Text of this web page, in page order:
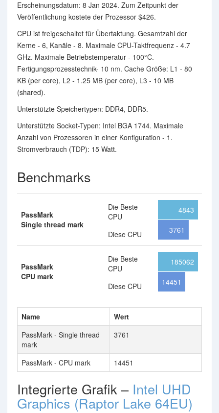
Erscheinungsdatum: 8 Jan 2024. Zum Zeitpunkt der
Veröffentlichung kostete der Prozessor $426.
CPU ist freigeschaltet für Übertaktung. Gesamtzahl der
Kerne - 6, Kanäle - 8. Maximale CPU-Taktfrequenz - 4.7
GHz. Maximale Betriebstemperatur - 100°C.
Fertigungsprozesstechnik- 10 nm. Cache Größe: L1 - 80
KB (per core), L2 - 1.25 MB (per core), L3 - 10 MB
(shared).
Unterstützte Speichertypen: DDR4, DDR5.
Unterstützte Socket-Typen: Intel BGA 1744. Maximale
Anzahl von Prozessoren in einer Konfiguration - 1.
Stromverbrauch (TDP): 15 Watt.
Benchmarks
PassMark
Single thread mark
Die Beste
CPU
Diese CPU
4843
3761
PassMark
CPU mark
Die Beste
CPU
Diese CPU
185062
14451
Name
Wert
PassMark - Single thread
mark
3761
PassMark - CPU mark 14451
Integrierte Grafik – Intel UHD
Graphics (Raptor Lake 64EU)